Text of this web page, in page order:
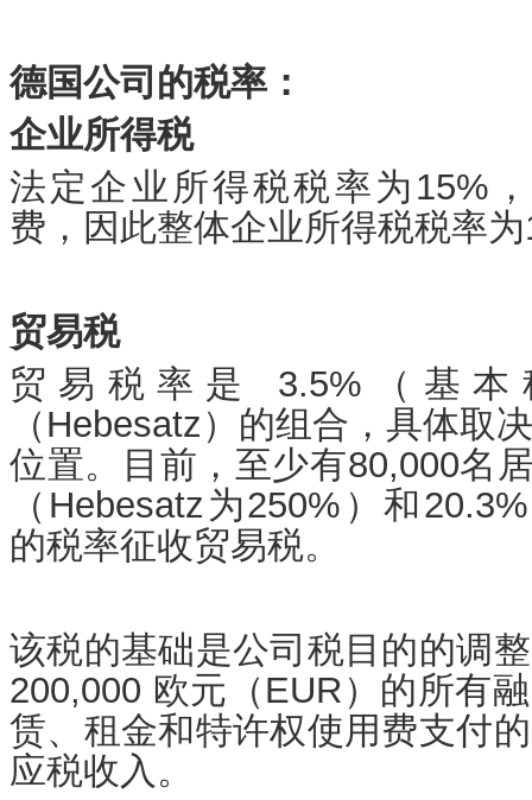
德国公司的税率：
企业所得税
法定企业所得税税率为15%
费，因此整体企业所得税税率
贸易税
贸易税率是 3.5%（基
（Hebesatz）的组合，具体取
位置。目前，至少有80,000名
（Hebesatz为250%）和
的税率征收贸易税。
该税的基础是公司税目的的调
200,000 欧元（EUR）的所有
赁、租金和特许权使用费支付
应税收入。